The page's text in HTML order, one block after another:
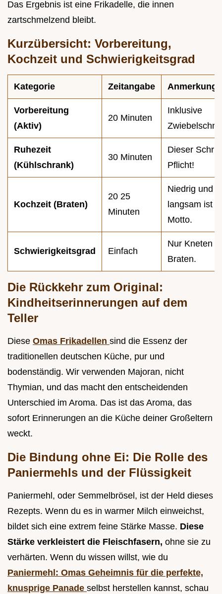
Das Ergebnis ist eine Frikadelle, die innen
zartschmelzend bleibt.
Kurzübersicht: Vorbereitung,
Kochzeit und Schwierigkeitsgrad
Kategorie Zeitangabe Anmerkung
Vorbereitung
(Aktiv)
20 Minuten
Inklusive
Ruhezeit
(Kühlschrank)
30 Minuten
Dieser
Pflicht!
Kochzeit (Braten)
20 25
Minuten
Niedrig und
langsam ist
Motto.
Schwierigkeitsgrad Einfach
Nur Kneten
Braten.
Die Rückkehr zum Original:
Kindheitserinnerungen auf dem
Teller
Diese Omas Frikadellen sind die Essenz der
traditionellen deutschen Küche, pur und
bodenständig. Wir verwenden Majoran, nicht
Thymian, und das macht den entscheidenden
Unterschied im Aroma. Das ist das Aroma, das
sofort Erinnerungen an die Küche deiner Großeltern
weckt.
Die Bindung ohne Ei: Die Rolle des
Paniermehls und der Flüssigkeit
Paniermehl, oder Semmelbrösel, ist der Held dieses
Rezepts. Wenn du es in warmer Milch einweichst,
bildet sich eine extrem feine Stärke Masse. Diese
Stärke verkleistert die Fleischfasern, ohne sie zu
verhärten. Wenn du wissen willst, wie du
Paniermehl: Omas Geheimnis für die perfekte,
knusprige Panade selbst herstellen kannst, schau